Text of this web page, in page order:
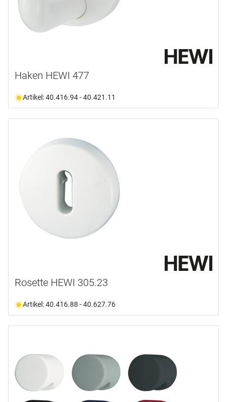
Haken HEWI 477
Artikel: 40.416.94 - 40.421.11
Rosette HEWI 305.23
Artikel: 40.416.88 - 40.627.76